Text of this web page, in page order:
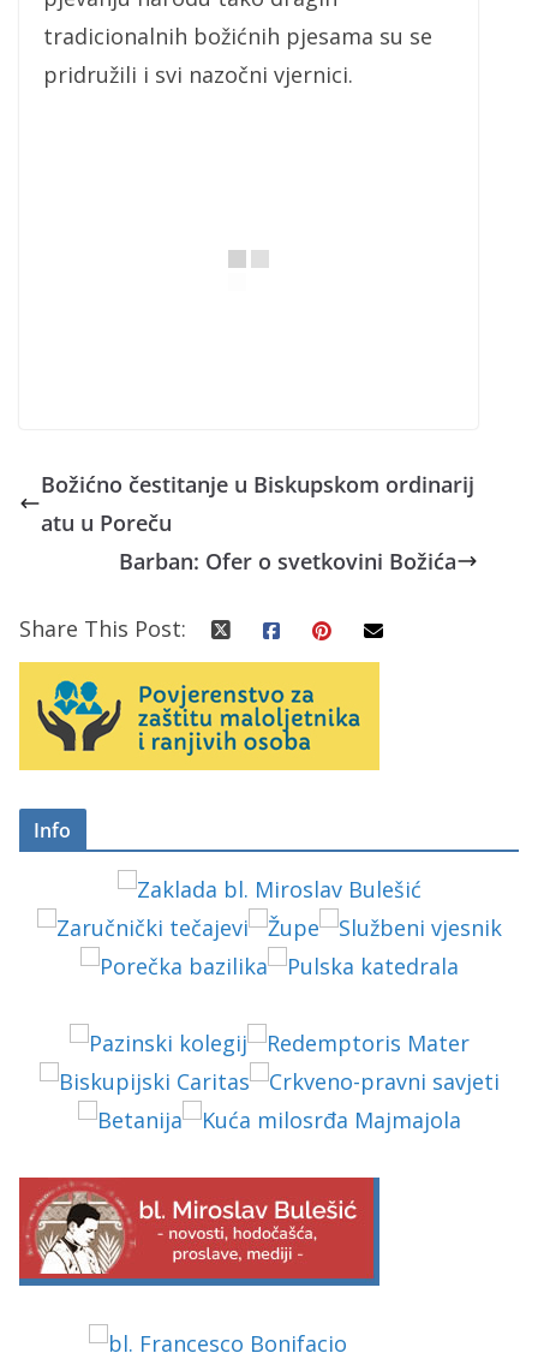
tradicionalnih božićnih pjesama su se
pridružili i svi nazočni vjernici.
Božićno čestitanje u Biskupskom ordinarij
atu u Poreču
Barban: Ofer o svetkovini Božića
Share This Post:
Info